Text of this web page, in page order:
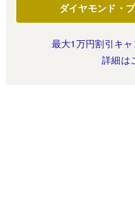
ダイヤモンド・
最大1万円割引キャ
詳細は